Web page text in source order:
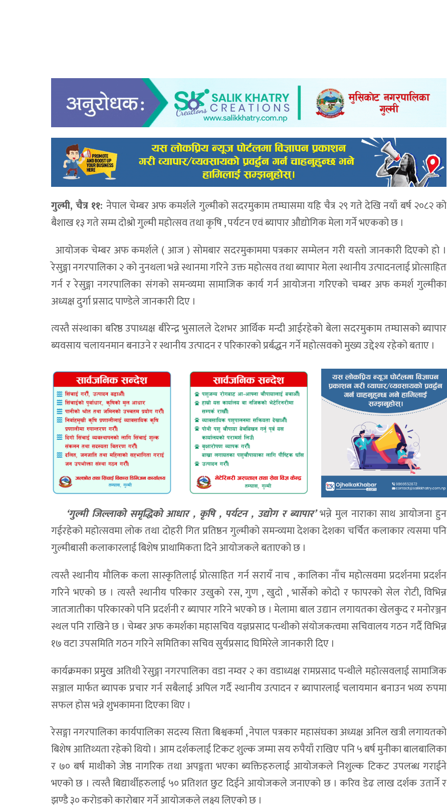
गुल्मी, चैत्र ११: नेपाल चेम्बर अफ कमर्शले गुल्मीको सदरमुकाम तम्घासमा यहि चैत्र २९ गते देखि नयाँ बर्ष २०८२ को
बैशाख १३ गते सम्म दोश्रो गुल्मी महोत्सव तथा कृषि , पर्यटन एवं ब्यापार औद्योगिक मेला गर्ने भएकको छ ।
आयोजक चेम्बर अफ कमर्शले ( आज ) सोमबार सदरमुकाममा पत्रकार सम्मेलन गरी यस्तो जानकारी दिएको हो ।
रेसुङ्गा नगरपालिका २ को नुनथला भन्ने स्थानमा गरिने उक्त महोत्सव तथा ब्यापार मेला स्थानीय उत्पादनलाई प्रोत्साहित
गर्न र रेसुङ्गा नगरपालिका संगको समन्व्यमा सामाजिक कार्य गर्न आयोजना गरिएको चम्बर अफ कमर्श गुल्मीका
अध्यक्ष दुर्गा प्रसाद पाण्डेले जानकारी दिए ।
त्यस्तै संस्थाका बरिष्ठ उपाध्यक्ष बीरेन्द्र भुसालले देशभर आर्थिक मन्दी आईरहेको बेला सदरमुकाम तम्घासको ब्यापार
ब्यवसाय चलायनमान बनाउने र स्थानीय उत्पादन र परिकारको प्रर्बद्धन गर्ने महोत्सवको मुख्य उद्देश्य रहेको बताए ।
‘गुल्मी जिल्लाको समृद्धिको आधार , कृषि , पर्यटन , उद्योग र ब्यापार’भन्ने मुल नाराका साथ आयोजना हुन
गईरहेको महोत्सवमा लोक तथा दोहरी गित प्रतिष्ठन गुल्मीको समन्व्यमा देशका देशका चर्चित कलाकार त्यसमा पनि
गुल्मीबासी कलाकारलाई बिशेष प्राथामिकता दिने आयोजकले बताएको छ ।
त्यस्तै स्थानीय मौलिक कला सास्कृतिलाई प्रोत्साहित गर्न सरायँ नाच , कालिका नाँच महोत्सवमा प्रदर्शनमा प्रदर्शन
गरिने भएको छ । त्यस्तै स्थानीय परिकार उखुको रस, गुण , खुदो , भार्सेको कोदो र फापरको सेल रोटी, विभिन्न
जातजातीका परिकारको पनि प्रदर्शनी र ब्यापार गरिने भएको छ । मेलामा बाल उद्यान लगायतका खेलकुद र मनोरञ्जन
स्थल पनि राखिने छ । चेम्बर अफ कमर्शका महासचिव यज्ञप्रसाद पन्थीको संयोजकत्वमा सचिवालय गठन गर्दै विभिन्न
१७ वटा उपसमिति गठन गरिने समितिका सचिव सुर्यप्रसाद घिमिरेले जानकारी दिए ।
कार्यक्रमका प्रमुुख अतिथी रेसुङ्गा नगरपालिका वडा नम्वर २ का वडाध्यक्ष रामप्रसाद पन्थीले महोत्सवलाई सामाजिक
सञ्जाल मार्फत ब्यापक प्रचार गर्न सबैलाई अपिल गर्दै स्थानीय उत्पादन र ब्यापारलाई चलायमान बनाउन भव्य रुपमा
सफल होस भन्ने शुभकामना दिएका थिए ।
रेसङ्गा नगरपालिका कार्यपालिका सदस्य सिता बिश्वकर्मा , नेपाल पत्रकार महासंघका अध्यक्ष अनिल खत्री लगायतको
बिशेष आतिथ्यता रहेको थियो । आम दर्शकलाई टिकट शुल्क जम्मा सय रुपैयाँ राखिए पनि ५ बर्ष मुनीका बालबालिका
र ७० बर्ष माथीको जेष्ठ नागरिक तथा अपङ्गता भएका ब्यक्तिहरुलाई आयोजकले निशुल्क टिकट उपलब्ध गराईने
भएको छ । त्यस्तै बिद्यार्थीहरुलाई ५० प्रतिशत छुट दिईने आयोजकले जनाएको छ । करिव डेढ लाख दर्शक उतार्ने र
झण्डै ३० करोडको कारोबार गर्ने आयोजकले लक्ष्य लिएको छ ।